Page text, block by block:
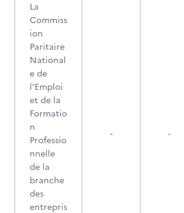
La
Commiss
ion
Paritaire
National
e de
l’Emploi
et de la
Formatio
n
Professio
nnelle
de la
branche
des
entrepris
- -